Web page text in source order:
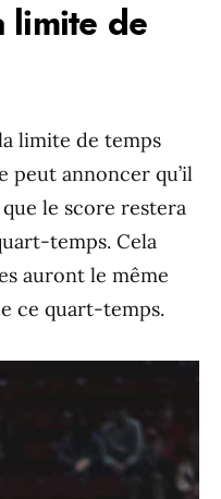
limite de
limite de temps
peut annoncer qu’il
le score restera
temps. Cela
auront le même
ce quart-temps.